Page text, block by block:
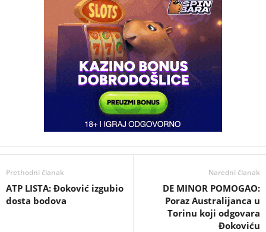
Prethodni članak
ATP LISTA: Đoković izgubio
dosta bodova
Naredni članak
DE MINOR POMOGAO:
Poraz Australijanca u
Torinu koji odgovara
Đokoviću